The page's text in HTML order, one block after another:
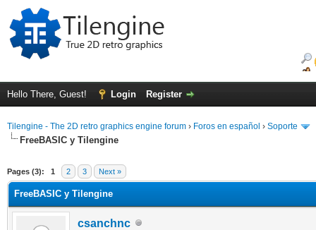
Hello There, Guest! Login Register
Tilengine - The 2D retro graphics engine forum › Foros en español › Soporte
FreeBASIC y Tilengine
Pages (3): 1 2 3 Next »
FreeBASIC y Tilengine
csanchnc